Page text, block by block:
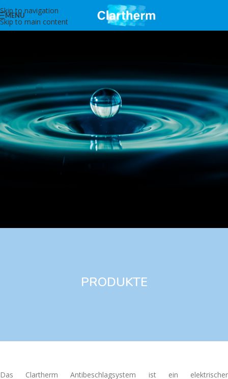
Skip to navigation
Skip to main content
MENU
PRODUKTE
Das Clartherm Antibeschlagsystem ist ein elektrischer